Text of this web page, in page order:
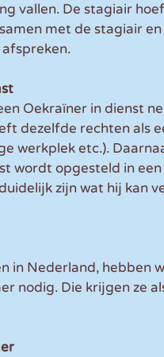
vallen. De stagiair
met de stagiair
Oekraïner in dienst
dezelfde rechten als
werkplek etc.).
wordt opgesteld in
zijn wat hij kan
in Nederland, hebben
nodig. Die krijgen ze